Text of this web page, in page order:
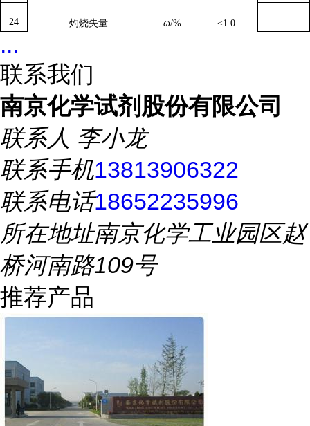
24 灼烧失量 ω/% ≤1.0
...
联系我们
南京化学试剂股份有限公司
联系人 李小龙
联系手机13813906322
联系电话18652235996
所在地址南京化学工业园区赵
桥河南路109号
推荐产品